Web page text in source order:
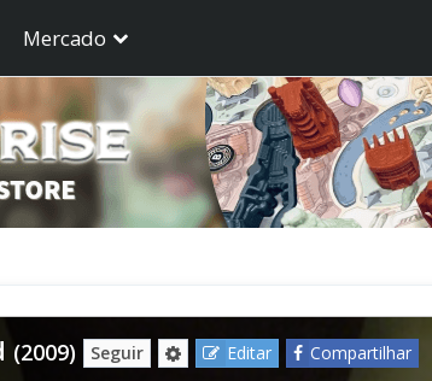
Mercado
(2009) Seguir Editar
Compartilhar